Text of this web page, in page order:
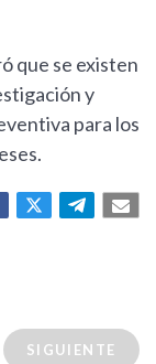
que se existen
y
para los
SIGUIENTE